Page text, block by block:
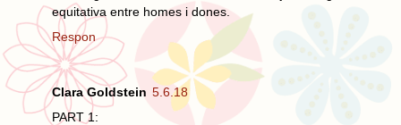
equitativa entre homes i dones.
Respon
Clara Goldstein 5.6.18
PART 1: